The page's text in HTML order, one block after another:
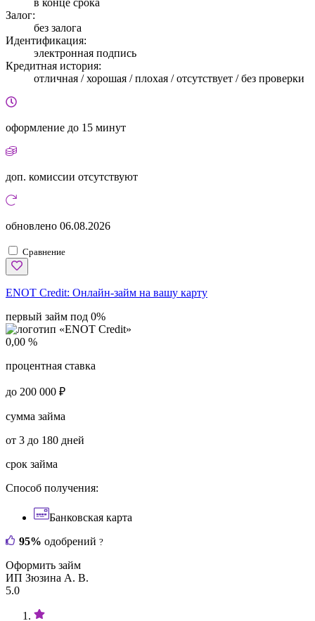
Залог:
без залога
Идентификация:
электронная подпись
Кредитная история:
отличная / хорошая / плохая / отсутствует / без проверки
оформление до 15 минут
доп. комиссии отсутствуют
обновлено 06.08.2026
Сравнение
ENOT Credit: Онлайн-займ на вашу карту
первый займ под 0%
0,00 %
процентная ставка
до 200 000 ₽
сумма займа
от 3 до 180 дней
срок займа
Способ получения:
Банковская карта
95% одобрений ?
Оформить займ
ИП Зюзина А. В.
5.0